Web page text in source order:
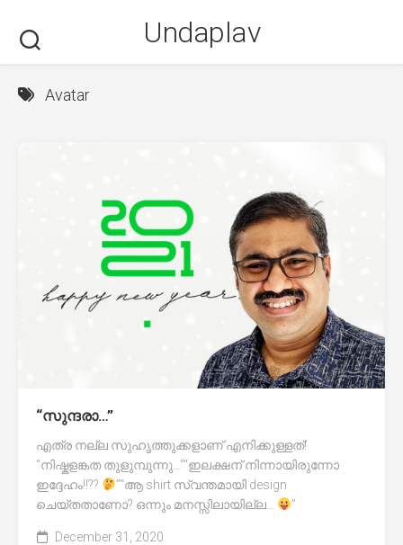
content
Undaplav
Avatar
“സുന്ദരാ…”
എത്ര നല്ല സുഹൃത്തുക്കളാണ് എനിക്കുള്ളത്!
“നിഷ്കളങ്കത തുളുമ്പുന്നു…”“ഇലക്ഷന് നിന്നായിരുന്നോ
ഇദ്ദേഹം!!??
”“ആ shirt സ്വന്തമായി design
ചെയ്തതാണോ? ഒന്നും മനസ്സിലായില്ല…
”
December 31, 2020